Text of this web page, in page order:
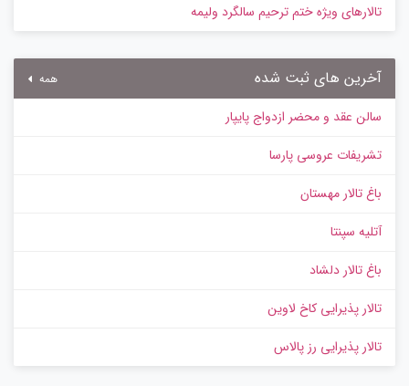
تالارهای ویژه ختم ترحیم سالگرد ولیمه
آخرین های ثبت شده همه
سالن عقد و محضر ازدواج پایپار
تشریفات عروسی پارسا
باغ تالار مهستان
آتلیه سپنتا
باغ تالار دلشاد
تالار پذیرایی کاخ لاوین
تالار پذیرایی رز پالاس